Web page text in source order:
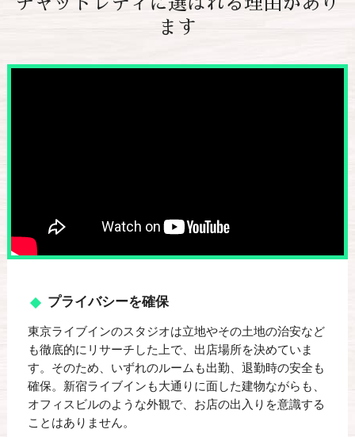
ます
プライバシーを確保
東京ライブインのスタジオは立地やその土地の治安など
も徹底的にリサーチした上で、出店場所を決めていま
す。そのため、いずれのルームも出勤、退勤時の安全も
確保。新宿ライブインも大通りに面した建物ながらも、
オフィスビルのような外観で、お店の出入りを意識する
ことはありません。